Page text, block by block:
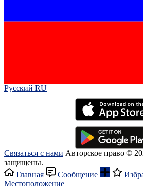
Русский RU‎
Связаться с нами Авторское право ©
защищены.
Главная
Сообщение
Местоположение